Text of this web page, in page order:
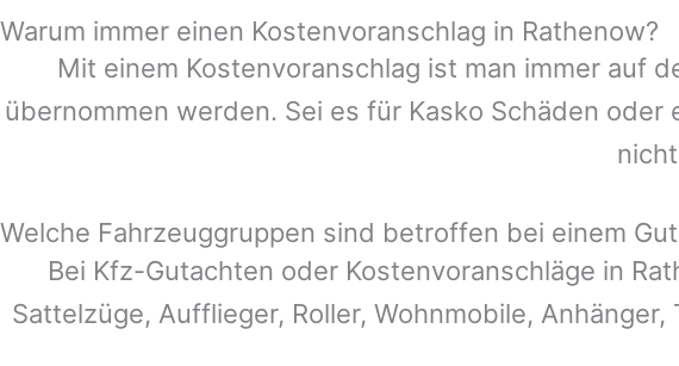
Warum immer einen Kostenvoranschlag in Rathenow?
Mit einem Kostenvoranschlag ist man immer auf
übernommen werden. Sei es für Kasko Schäden
Welche Fahrzeuggruppen sind betroffen bei einem
Bei Kfz-Gutachten oder Kostenvoranschläge in
Sattelzüge, Aufflieger, Roller, Wohnmobile,